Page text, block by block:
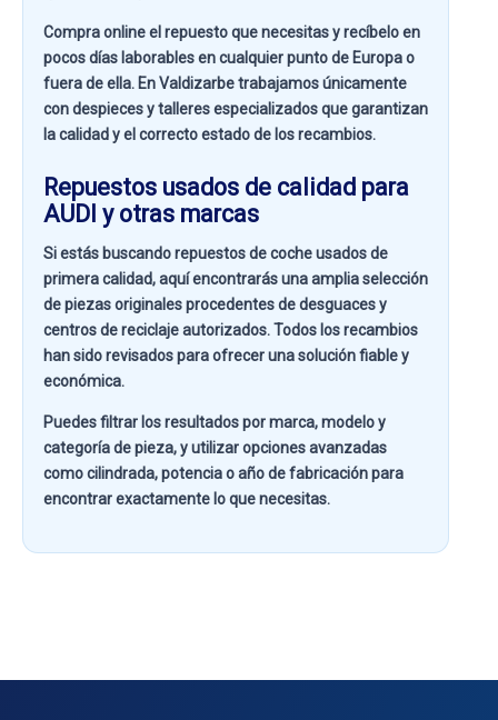
Compra online el repuesto que necesitas y recíbelo en
pocos días laborables en cualquier punto de Europa o
fuera de ella. EnValdizarbetrabajamos únicamente
con despieces y talleres especializados que garantizan
la calidad y el correcto estado de los recambios.
Repuestos usados de calidad para
AUDI y otras marcas
Si estás buscandorepuestos de coche usados de
primera calidad, aquí encontrarás una amplia selección
de piezas originales procedentes de desguaces y
centros de reciclaje autorizados. Todos los recambios
han sido revisados para ofrecer una solución fiable y
económica.
Puedes filtrar los resultados pormarca, modelo y
categoría de pieza, y utilizar opciones avanzadas
comocilindrada, potencia o año de fabricaciónpara
encontrar exactamente lo que necesitas.